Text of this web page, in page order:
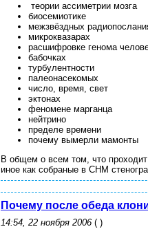
теории ассиметрии мозга
биосемиотике
межзвёздных
микроквазарах
расшифровке генома
бабочках
турбулентности
палеонасекомых
число, время, свет
эктонах
феномене марганца
нейтрино
пределе времени
почему вымерли мамонты
В общем о всем том, что проходит
иное как собраные в CHM
Почему после обеда
14:54, 22 ноября 2006 ( )